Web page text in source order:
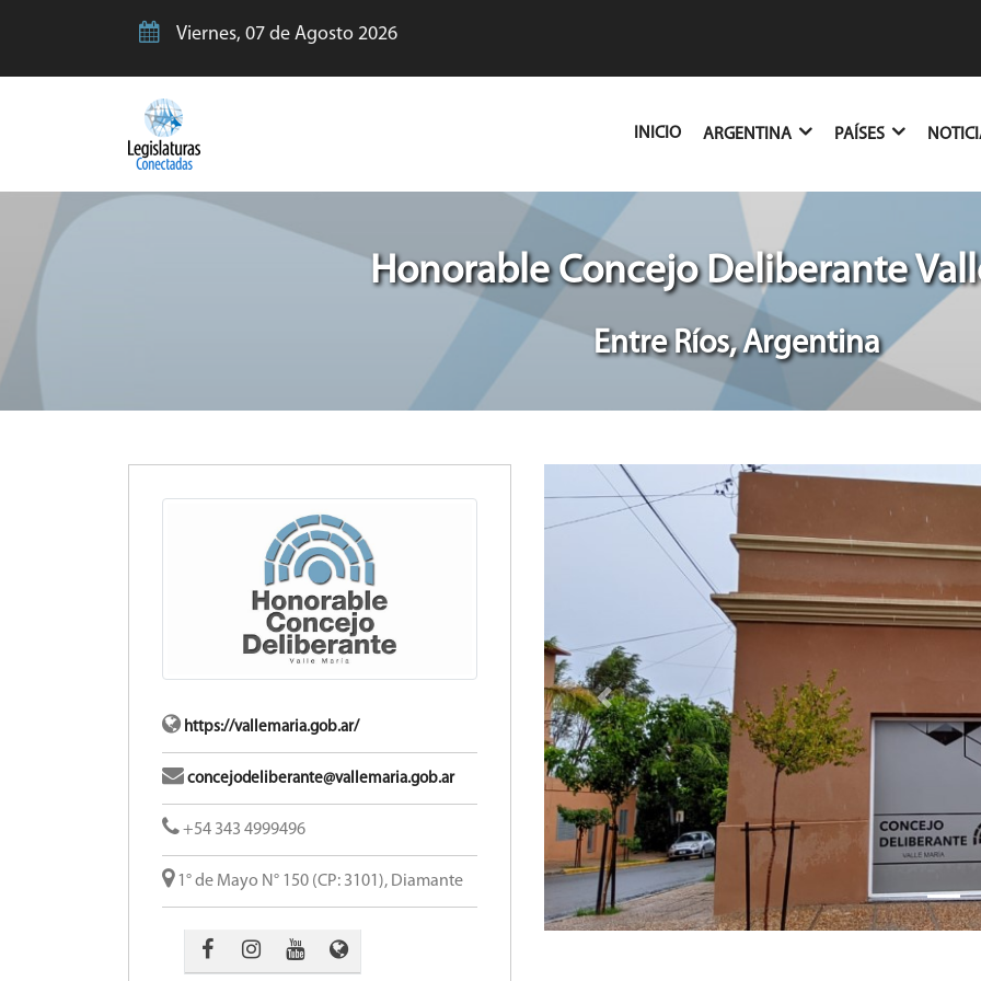
Viernes, 07 de Agosto 2026
INICIO(CURRENT)
ARGENTINA PAÍSES
Honorable Concejo Deliberante
Entre Ríos, Argentina
https://vallemaria.gob.ar/
concejodeliberante@vallemaria.gob.ar
+54 343 4999496
1° de Mayo N° 150 (CP: 3101), Diamante
Previous